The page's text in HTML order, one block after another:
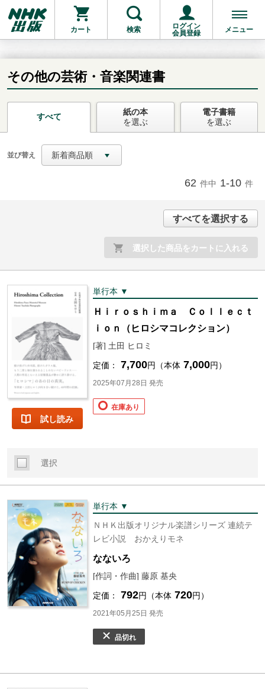
カート 検索
ログイン
会員登録
メニュー
お支払いに進む
他にも商品を買う
その他の芸術・音楽関連書
すべて
紙の本
を選ぶ
電子書籍
を選ぶ
並び替え 新着商品順
62 件中 1-10 件
すべてを選択する
選択した商品をカートに入れる
試し読み
単行本 ▼
Ｈｉｒｏｓｈｉｍａ Ｃｏｌｌｅｃｔ
ｉｏｎ（ヒロシマコレクション）
[著] 土田 ヒロミ
定価： 7,700円（本体 7,000円）
2025年07月28日 発売
在庫あり
選択
単行本 ▼
ＮＨＫ出版オリジナル楽譜シリーズ 連続テ
レビ小説 おかえりモネ
なないろ
[作詞・作曲] 藤原 基央
定価： 792円（本体 720円）
2021年05月25日 発売
品切れ